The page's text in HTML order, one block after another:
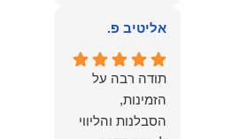
הלב הרבה
הצלחה, ברכה
ובשורות טובות.
שמעון האן
משרד עורכי דין
תחושת ביטחון
התהליך.
המקצועיות,
הסבלנות,
היסודיות
הוא שלנו, נעמוד
ולשירותך בכל
עת גם בהמשך.
שמעון האן
משרד עורכי דין
אליטיב פ.
תודה רבה על
הזמינות,
הסבלנות והליווי